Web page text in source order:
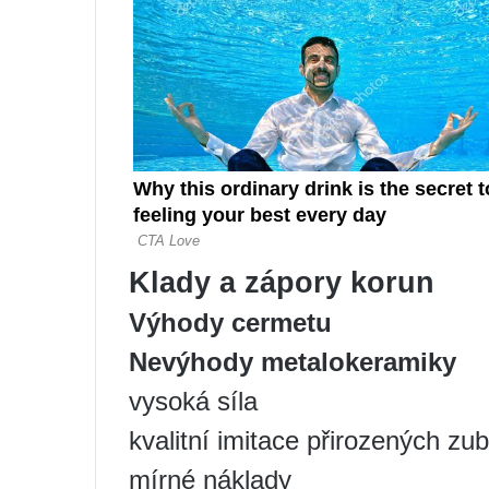
Klady a zápory korun
Výhody cermetu
Nevýhody metalokeramiky
vysoká síla
kvalitní imitace přirozených
mírné náklady